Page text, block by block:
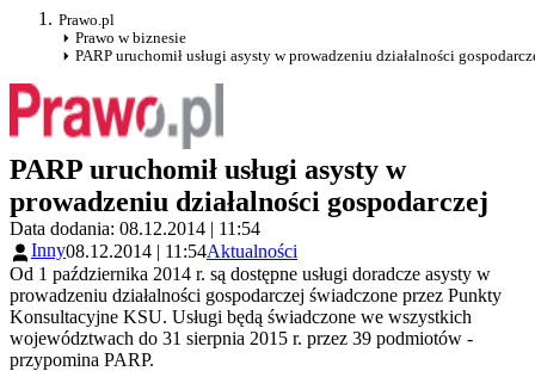
Prawo.pl
Prawo w biznesie
PARP uruchomił usługi asysty w prowadzeniu działalności
PARP uruchomił usługi asysty w
prowadzeniu działalności gospodarczej
Data dodania: 08.12.2014 | 11:54
Inny08.12.2014 | 11:54Aktualności
Od 1 października 2014 r. są dostępne usługi doradcze asysty w
prowadzeniu działalności gospodarczej świadczone przez Punkty
Konsultacyjne KSU. Usługi będą świadczone we wszystkich
województwach do 31 sierpnia 2015 r. przez 39 podmiotów -
przypomina PARP.